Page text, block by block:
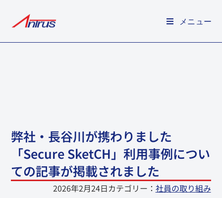
メニュー
弊社・長谷川が携わりました
「Secure SketCH」利用事例につい
ての記事が掲載されました
2026年2月24日カテゴリー： 社員の取り組み